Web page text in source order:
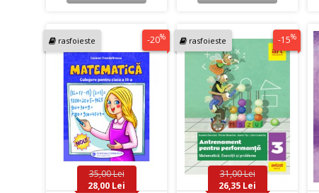
rasfoieste -20%
35,00 Lei
28,00 Lei
rasfoieste -15%
31,00 Lei
26,35 Lei